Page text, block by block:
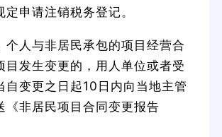
申请注销税务登记。
个人与非居民承包的项目经营合
目发生变更的，用人单位或者受
自变更之日起10日内向当地主管
《非居民项目合同变更报告